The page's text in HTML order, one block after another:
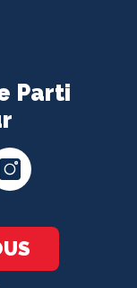
Parti